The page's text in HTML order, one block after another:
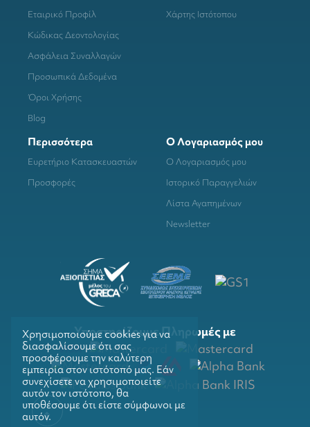
Εταιρικό Προφίλ
Κώδικας Δεοντολογίας
Ασφάλεια Συναλλαγών
Προσωπικά Δεδομένα
Όροι Χρήσης
Blog
Χάρτης Ιστότοπου
Περισσότερα
Ευρετήριο Κατασκευαστών
Προσφορές
Ο Λογαριασμός μου
Ο Λογαριασμός μου
Ιστορικό Παραγγελιών
Λίστα Αγαπημένων
Newsletter
Υποστηρίζουμε Πληρωμές με
Χρησιμοποιούμε cookies για να
διασφαλίσουμε ότι σας
προσφέρουμε την καλύτερη
εμπειρία στον ιστότοπό μας. Εάν
συνεχίσετε να χρησιμοποιείτε
αυτόν τον ιστότοπο, θα
υποθέσουμε ότι είστε σύμφωνοι με
αυτόν.